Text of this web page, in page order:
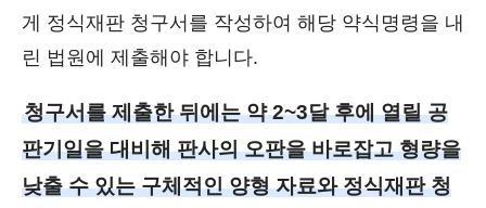
게 정식재판 청구서를 작성하여 해당 약식명령을 내
린 법원에 제출해야 합니다.
청구서를 제출한 뒤에는 약 2~3달 후에 열릴 공
판기일을 대비해 판사의 오판을 바로잡고 형량을
낮출 수 있는 구체적인 양형 자료와 정식재판 청